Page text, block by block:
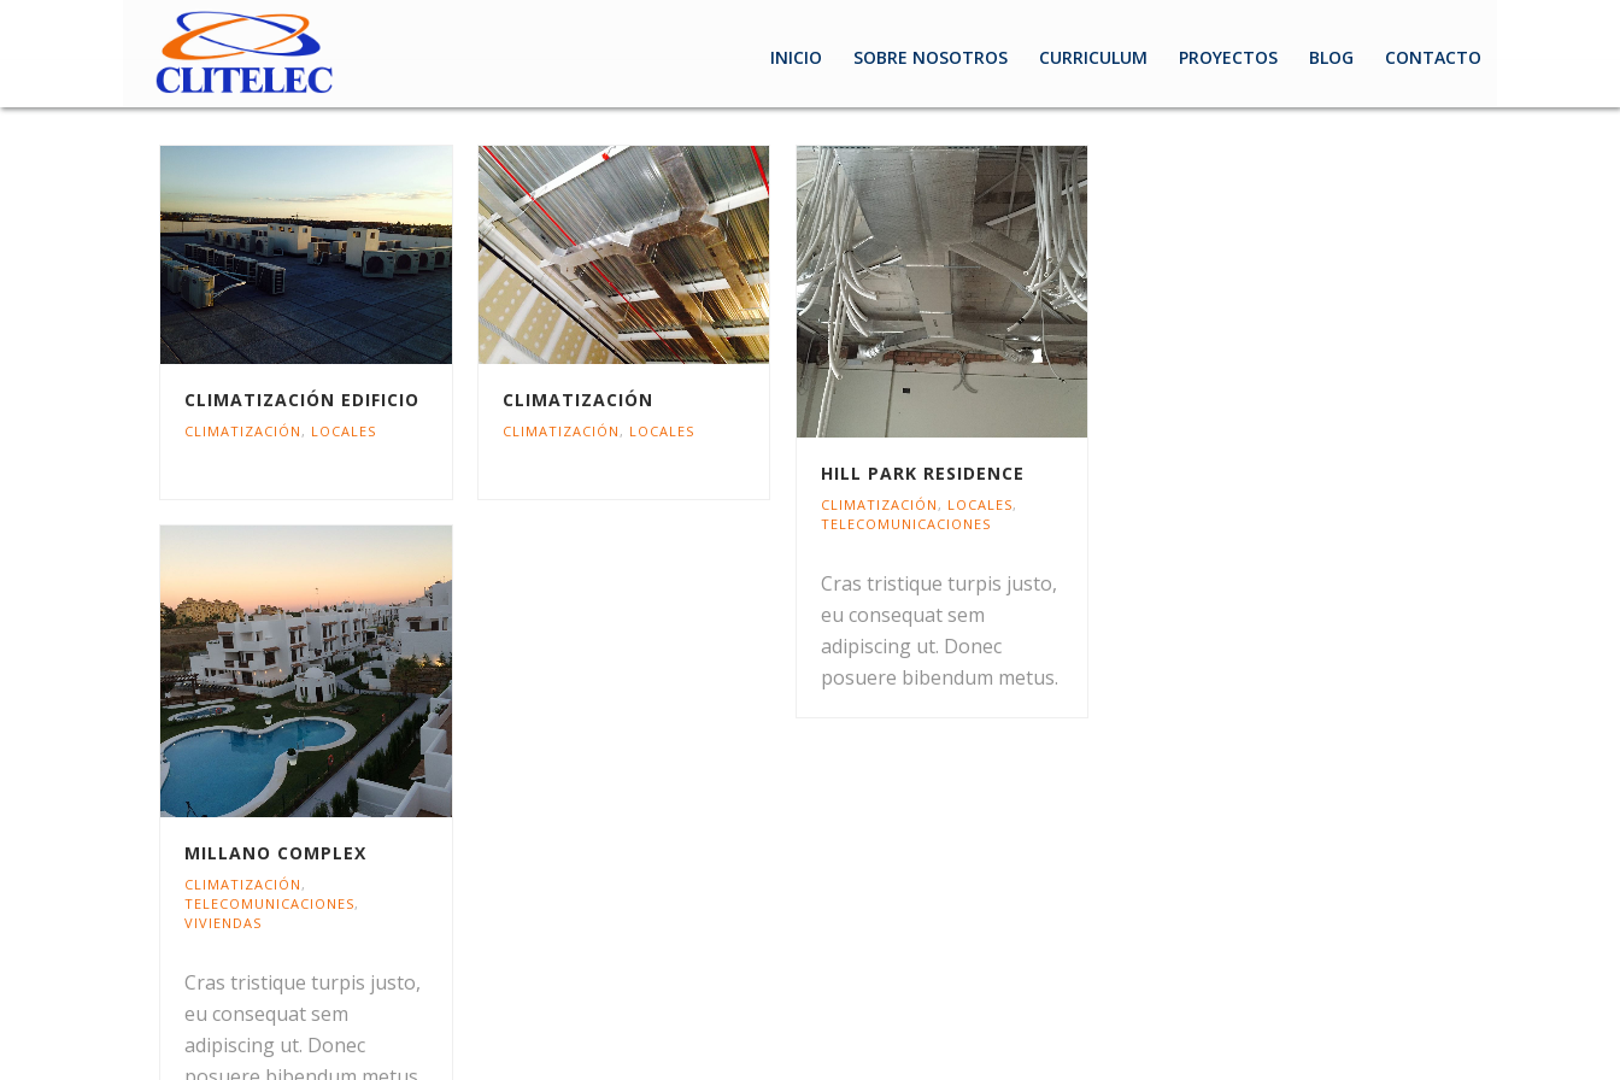
INICIO SOBRE NOSOTROS CURRICULUM PROYECTOS BLOG CONTACTO
CLIMATIZACIÓN EDIFICIO
CLIMATIZACIÓN , LOCALES
CLIMATIZACIÓN
CLIMATIZACIÓN , LOCALES
HILL PARK RESIDENCE
CLIMATIZACIÓN , LOCALES,
TELECOMUNICACIONES
Cras tristique turpis justo,
eu consequat sem
adipiscing ut. Donec
posuere bibendum metus.
MILLANO COMPLEX
CLIMATIZACIÓN ,
TELECOMUNICACIONES,
VIVIENDAS
Cras tristique turpis justo,
eu consequat sem
adipiscing ut. Donec